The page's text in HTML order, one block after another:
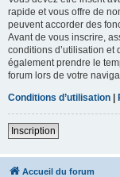
rapide et vous offre de
peuvent accorder des
Avant de vous inscrire,
conditions d’utilisation
également prendre le
forum lors de votre
Conditions d’utilisation |
Inscription
Accueil du forum